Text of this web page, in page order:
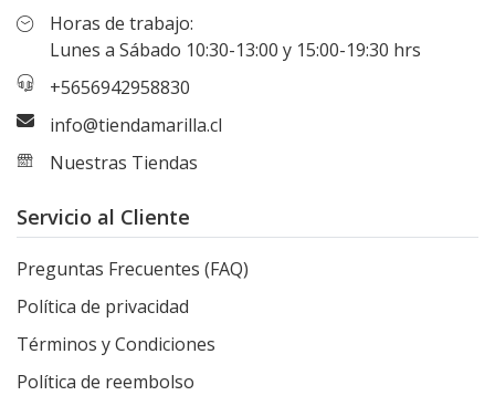
Horas de trabajo:
Lunes a Sábado 10:30-13:00 y 15:00-19:30 hrs
+5656942958830
info@tiendamarilla.cl
Nuestras Tiendas
Servicio al Cliente
Preguntas Frecuentes (FAQ)
Política de privacidad
Términos y Condiciones
Política de reembolso